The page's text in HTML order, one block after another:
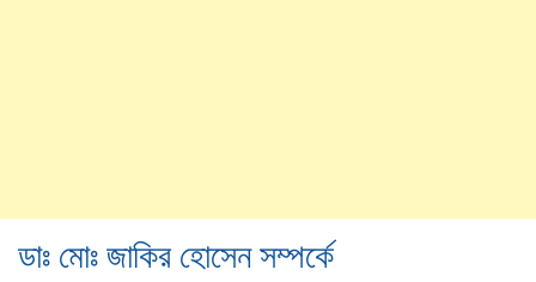
ডাঃ মোঃ জাকির হোসেন সম্পর্কে